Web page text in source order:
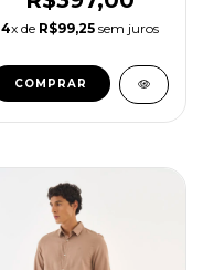
4x de R$99,25sem juros
COMPRAR